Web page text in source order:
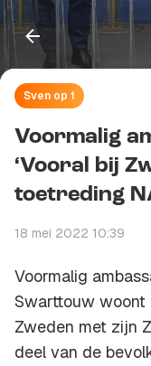
Sven op 1
Voormalig
‘Vooral bij
toetreding
18 mei 2022 10:39
Voormalig
Swarttouw woont
Zweden met zijn
deel van de